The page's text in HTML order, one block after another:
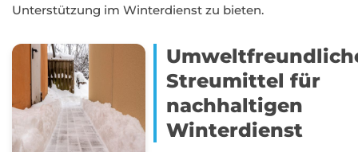
Unterstützung im Winterdienst zu bieten.
Streumittel für
nachhaltigen
Winterdienst